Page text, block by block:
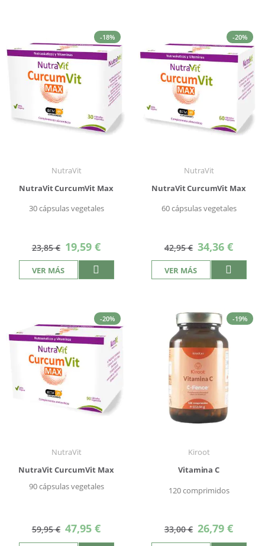
-18%
NutraVit
NutraVit CurcumVit Max
30 cápsulas vegetales
23,85 € Precio
especial
19,59 €
VER MÁS
-20%
NutraVit
NutraVit CurcumVit Max
60 cápsulas vegetales
42,95 € Precio
especial
34,36 €
VER MÁS
-20%
NutraVit
NutraVit CurcumVit Max
90 cápsulas vegetales
59,95 € Precio
especial
47,95 €
-19%
Kiroot
Vitamina C
120 comprimidos
33,00 € Precio
especial
26,79 €